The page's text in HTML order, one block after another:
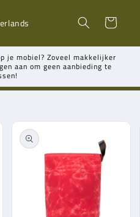
Winkelwagen
je mobiel? Zoveel makkelijker
aan om geen aanbieding te